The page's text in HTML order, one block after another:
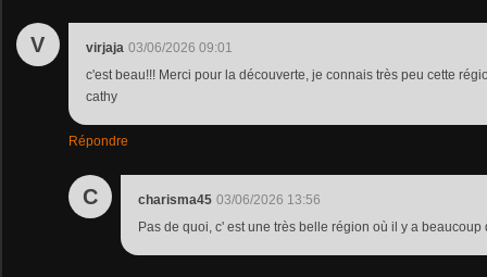
V virjaja 03/06/2026 09:01
c'est beau!!! Merci pour la découverte, je connais très peu cette
cathy
Répondre
C charisma45 03/06/2026 13:56
Pas de quoi, c' est une très belle région où il y a beaucoup